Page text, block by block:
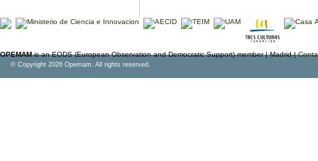
OPEMAMis an EODS (European Observation and Democratic Support) member | Madrid |
© Copyright 2026 Opemam. All rights reserved.